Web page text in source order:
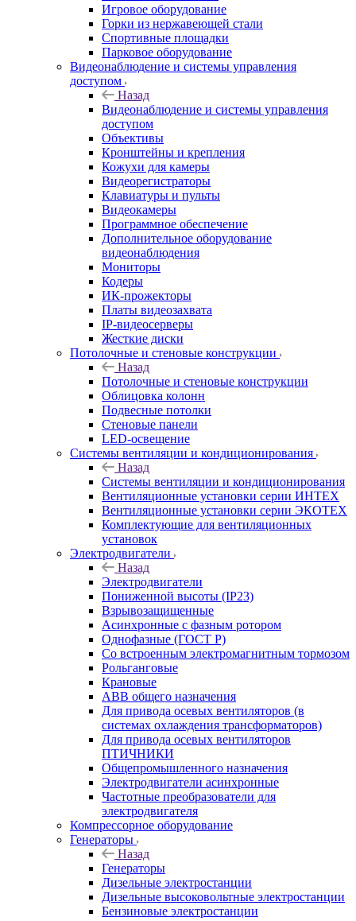
Игровое оборудование
Горки из нержавеющей стали
Спортивные площадки
Парковое оборудование
Видеонаблюдение и системы управления
доступом
Назад
Видеонаблюдение и системы управления
доступом
Объективы
Кронштейны и крепления
Кожухи для камеры
Видеорегистраторы
Клавиатуры и пульты
Видеокамеры
Программное обеспечение
Дополнительное оборудование
видеонаблюдения
Мониторы
Кодеры
ИК-прожекторы
Платы видеозахвата
IP-видеосерверы
Жесткие диски
Потолочные и стеновые конструкции
Назад
Потолочные и стеновые конструкции
Облицовка колонн
Подвесные потолки
Стеновые панели
LED-освещение
Системы вентиляции и кондиционирования
Назад
Системы вентиляции и кондиционирования
Вентиляционные установки серии ИНТЕХ
Вентиляционные установки серии ЭКОТЕХ
Комплектующие для вентиляционных
установок
Электродвигатели
Назад
Электродвигатели
Пониженной высоты (IP23)
Взрывозащищенные
Асинхронные с фазным ротором
Однофазные (ГОСТ Р)
Со встроенным электромагнитным тормозом
Рольганговые
Крановые
АВВ общего назначения
Для привода осевых вентиляторов (в
системах охлаждения трансформаторов)
Для привода осевых вентиляторов
ПТИЧНИКИ
Общепромышленного назначения
Электродвигатели асинхронные
Частотные преобразователи для
электродвигателя
Компрессорное оборудование
Генераторы
Назад
Генераторы
Дизельные электростанции
Дизельные высоковольтные электростанции
Бензиновые электростанции